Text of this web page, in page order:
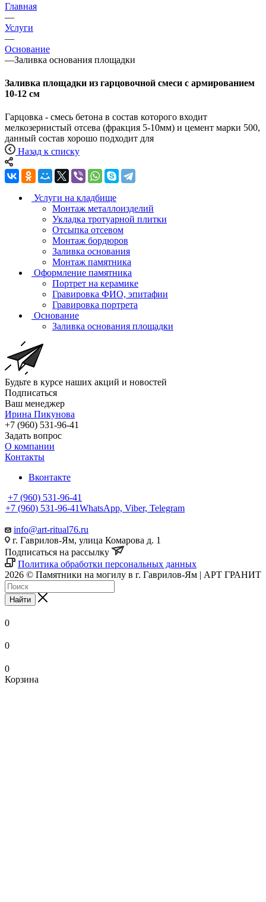
Главная
—
Услуги
—
Основание
—Заливка основания площадки
Заливка площадки из гарцовочной смеси с армированием
10-12 см
Гарцовка - смесь бетона в состав которого входит
мелкозернистый отсева (фракция 5-10мм) и цемент марки 500,
данный состав хорошо подходит для
Назад к списку
Услуги на кладбище
Монтаж металлоизделий
Укладка тротуарной плитки
Отсыпка отсевом
Монтаж бордюров
Заливка основания
Монтаж памятника
Оформление памятника
Портрет на керамике
Гравировка ФИО, эпитафии
Гравировка портрета
Основание
Заливка основания площадки
Будьте в курсе наших акций и новостей
Подписаться
Ваш менеджер
Ирина Пикунова
+7 (960) 531-96-41
Задать вопрос
О компании
Контакты
Вконтакте
+7 (960) 531-96-41
+7 (960) 531-96-41WhatsApp, Viber, Telegram
info@art-ritual76.ru
г. Гаврилов-Ям, улица Комарова д. 1
Подписаться на рассылку
Политика обработки персональных данных
2026 © Памятники на могилу в г. Гаврилов-Ям | АРТ ГРАНИТ
Найти
0
0
0
Корзина